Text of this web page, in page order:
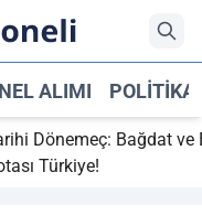
ALIMI POLITIKA
Dönemeç: Bağdat ve Erbil
Türkiye!